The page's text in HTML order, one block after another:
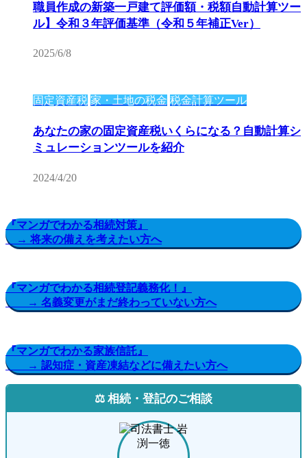
職員作成の新築一戸建て評価額・税額自動計算ツー
ル】令和３年評価基準（令和５年補正Ver）
2025/6/8
固定資産税 家・土地の税金 税金計算ツール
あなたの家の固定資産税いくらになる？自動計算シ
ミュレーションツールを紹介
2024/4/20
『マンガでわかる相続対策』
→ 将来の備えを考えたい方へ
『マンガでわかる相続登記義務化！』
→ 名義変更がまだ終わっていない方へ
『マンガでわかる家族信託』
→ 認知症・資産凍結などに備えたい方へ
⚖️ 相続・登記のご相談